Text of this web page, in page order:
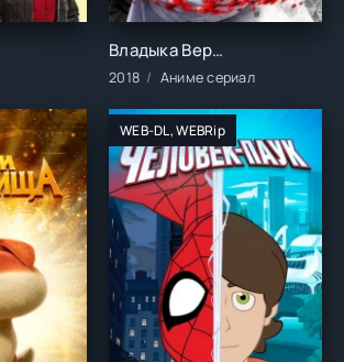
год/Зарубежные/Русские/Комедия/
Владыка Вермилиона (2018)
2018 Аниме сериал
WEB-DL, WEBRip